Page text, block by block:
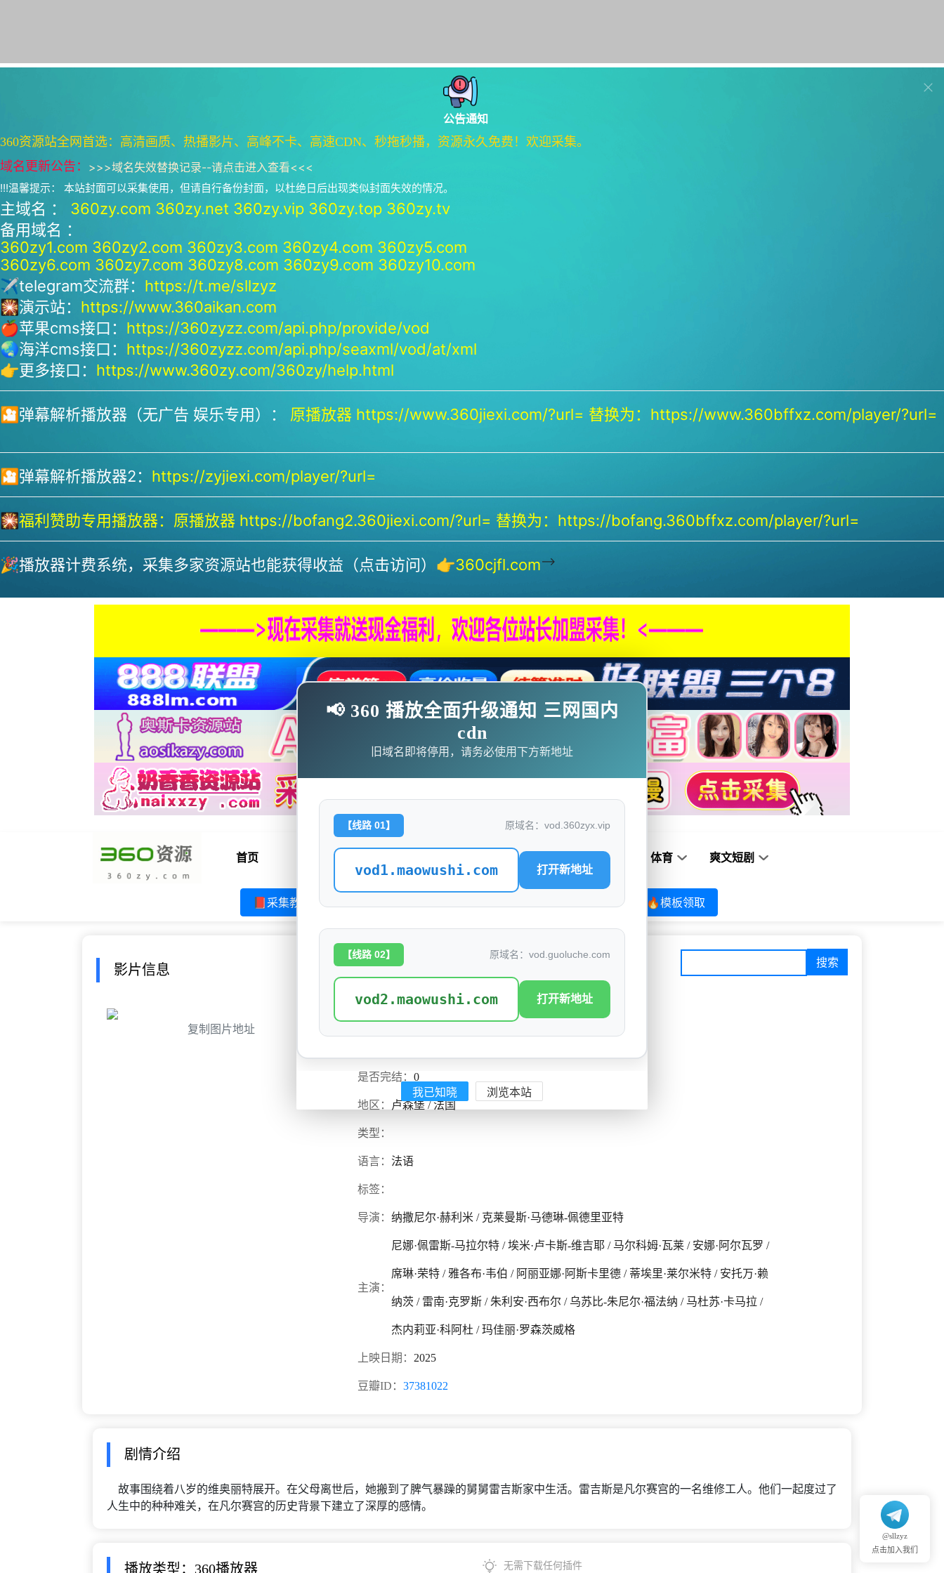
公告通知
360资源站全网首选：高清画质、热播影片、高峰不卡、高速CDN、秒拖秒播，资源永久免费！欢迎采集。
域名更新公告： >>>域名失效替换记录--请点击进入查看<<<
!!!温馨提示： 本站封面可以采集使用，但请自行备份封面，以杜绝日后出现类似封面失效的情况。
主域名 ： 360zy.com 360zy.net 360zy.vip 360zy.top 360zy.tv
备用域名 ：
360zy1.com 360zy2.com 360zy3.com 360zy4.com 360zy5.com
360zy6.com 360zy7.com 360zy8.com 360zy9.com 360zy10.com
✈telegram交流群： https://t.me/sllzyz
🎇演示站： https://www.360aikan.com
🍎苹果cms接口： https://360zyzz.com/api.php/provide/vod
🌏海洋cms接口： https://360zyzz.com/api.php/seaxml/vod/at/xml
👉更多接口： https://www.360zy.com/360zy/help.html
🎦弹幕解析播放器（无广告 娱乐专用）： 原播放器 https://www.360jiexi.com/?url= 替换为：https://www.360bffxz.com/player/?url=
🎦弹幕解析播放器2： https://zyjiexi.com/player/?url=
🎇福利赞助专用播放器： 原播放器 https://bofang2.360jiexi.com/?url= 替换为：https://bofang.360bffxz.com/player/?url=
🎉播放器计费系统，采集多家资源站也能获得收益（点击访问）👉360cjfl.com-->
首页 动漫 体育 爽文短剧
📕采集教程 🔥模板领取
影片信息
复制图片地址
我住在凡尔赛的日子2025 评分: 0.0
是否完结： 0
地区： 卢森堡 / 法国
类型：
语言： 法语
标签：
导演： 纳撒尼尔·赫利米 / 克莱曼斯·马德琳-佩德里亚特
主演：
尼娜·佩雷斯-马拉尔特 / 埃米·卢卡斯-维吉耶 / 马尔科姆·瓦莱 / 安娜·阿尔瓦罗 /
席琳·荣特 / 雅各布·韦伯 / 阿丽亚娜·阿斯卡里德 / 蒂埃里·莱尔米特 / 安托万·赖
纳茨 / 雷南·克罗斯 / 朱利安·西布尔 / 乌苏比-朱尼尔·福法纳 / 马杜苏·卡马拉 /
杰内莉亚·科阿杜 / 玛佳丽·罗森茨威格
上映日期： 2025
豆瓣ID： 37381022
剧情介绍
故事围绕着八岁的维奥丽特展开。在父母离世后，她搬到了脾气暴躁的舅舅雷吉斯家中生活。雷吉斯是凡尔赛宫的一名维修工人。他们一起度过了
人生中的种种难关，在凡尔赛宫的历史背景下建立了深厚的感情。
播放类型：360播放器 无需下载任何插件
@sllzyz
点击加入我们
📢 360 播放全面升级通知 三网国内
cdn
旧域名即将停用，请务必使用下方新地址
【线路 01】 原域名：vod.360zyx.vip
vod1.maowushi.com 打开新地址
【线路 02】 原域名：vod.guoluche.com
vod2.maowushi.com 打开新地址
我已知晓 浏览本站